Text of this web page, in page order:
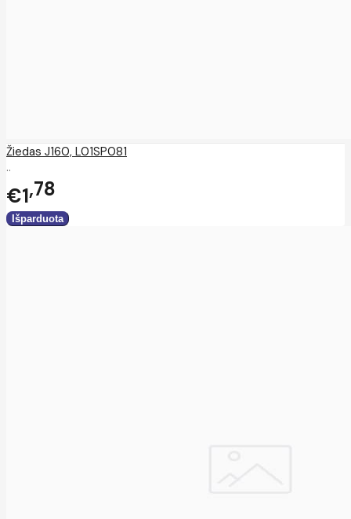
Žiedas J160, L01SP081
..
€1 78